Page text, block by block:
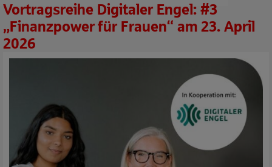
Vortragsreihe Digitaler Engel: #3
„Finanzpower für Frauen“ am 23. April
2026